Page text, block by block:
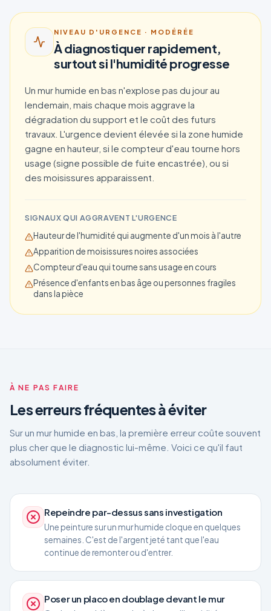
NIVEAU D'URGENCE · MODÉRÉE
À diagnostiquer rapidement,
surtout si l'humidité progresse
Un mur humide en bas n'explose pas du jour au
lendemain, mais chaque mois aggrave la
dégradation du support et le coût des futurs
travaux. L'urgence devient élevée si la zone humide
gagne en hauteur, si le compteur d'eau tourne hors
usage (signe possible de fuite encastrée), ou si
des moisissures apparaissent.
SIGNAUX QUI AGGRAVENT L'URGENCE
Hauteur de l'humidité qui augmente d'un mois à l'autre
Apparition de moisissures noires associées
Compteur d'eau qui tourne sans usage en cours
Présence d'enfants en bas âge ou personnes fragiles
dans la pièce
À NE PAS FAIRE
Les erreurs fréquentes à éviter
Sur un mur humide en bas, la première erreur coûte souvent
plus cher que le diagnostic lui-même. Voici ce qu'il faut
absolument éviter.
Repeindre par-dessus sans investigation
Une peinture sur un mur humide cloque en quelques
semaines. C'est de l'argent jeté tant que l'eau
continue de remonter ou d'entrer.
Poser un placo en doublage devant le mur